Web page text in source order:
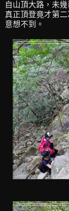
自山頂大路，未
真正頂登竟才第
意想不到。